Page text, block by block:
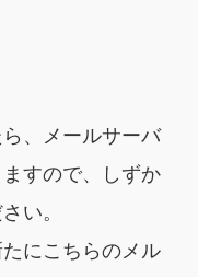
、メールサーバ
すので、しずか
い。
にこちらのメル